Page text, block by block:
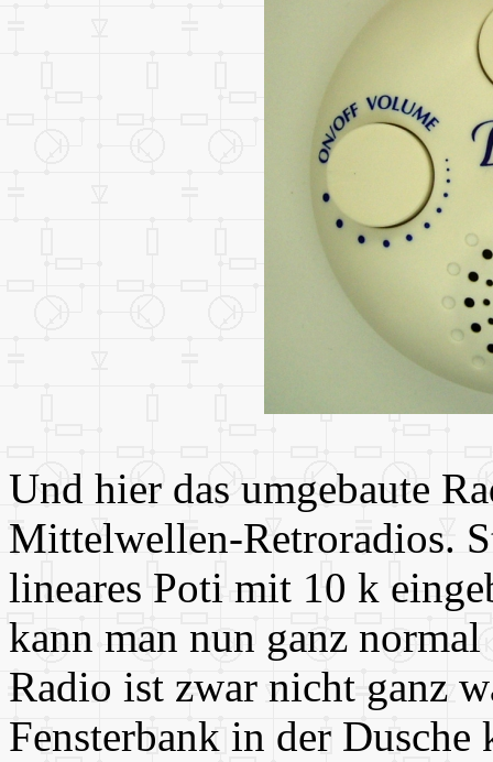
Und hier das umgebaute
Mittelwellen-Retroradios.
lineares Poti mit 10 k
kann man nun ganz
Radio ist zwar nicht ganz
Fensterbank in der Dusche